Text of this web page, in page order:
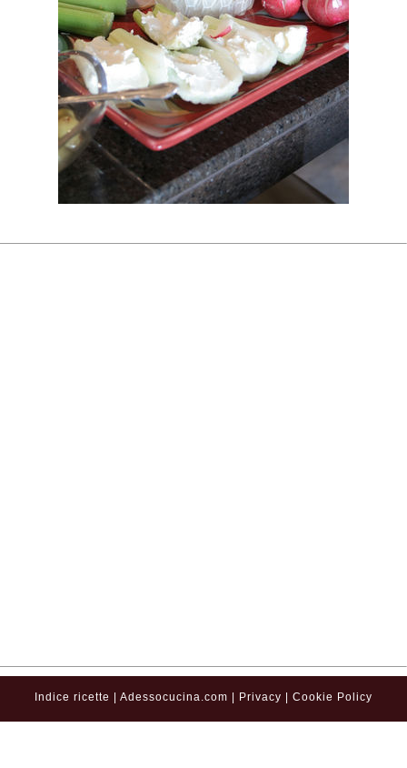
Indice ricette Adessocucina.com Privacy Cookie Policy